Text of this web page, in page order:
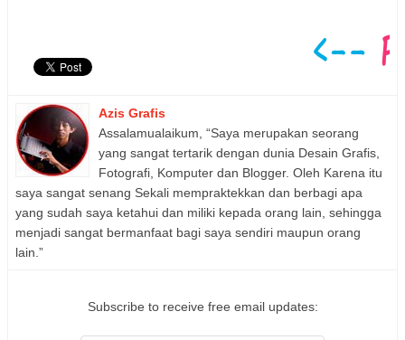
Azis Grafis
Assalamualaikum, “Saya merupakan seorang
yang sangat tertarik dengan dunia Desain Grafis,
Fotografi, Komputer dan Blogger. Oleh Karena itu
saya sangat senang Sekali mempraktekkan dan berbagi apa
yang sudah saya ketahui dan miliki kepada orang lain, sehingga
menjadi sangat bermanfaat bagi saya sendiri maupun orang
lain.”
Subscribe to receive free email updates: